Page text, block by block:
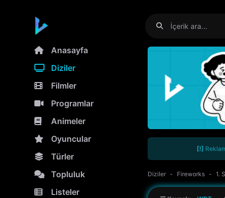
Anasayfa
Diziler
Filmler
Programlar
Animeler
Oyuncular
Türler
Topluluk
Listeler
[!]
Diziler Fireworks 1.